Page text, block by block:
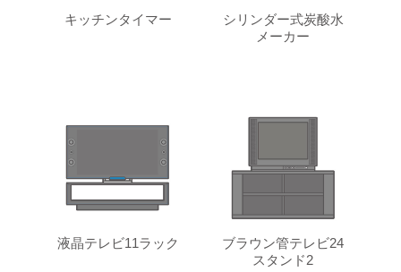
キッチンタイマー
シリンダー式炭酸水
メーカー
液晶テレビ11ラック
ブラウン管テレビ24
スタンド2